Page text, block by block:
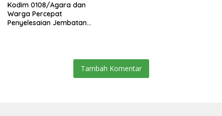
Kodim 0108/Agara dan
Warga Percepat
Penyelesaian Jembatan
Tambah Komentar